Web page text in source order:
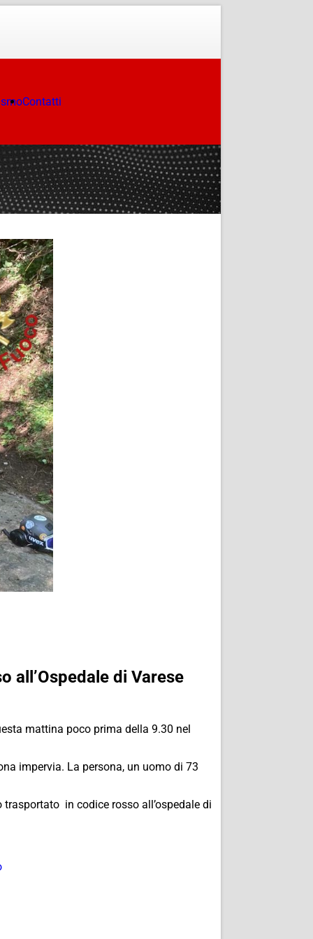
Contatti
all’Ospedale di Varese
mattina poco prima della 9.30 nel
impervia. La persona, un uomo di 73
in codice rosso all’ospedale di